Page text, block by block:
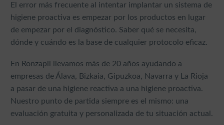
El error más frecuente al intentar implantar un sistema de
higiene proactiva es empezar por los productos en lugar
de empezar por el diagnóstico. Saber qué se necesita,
dónde y cuándo es la base de cualquier protocolo eficaz.
En Ronzapil llevamos más de 20 años ayudando a
empresas de Álava, Bizkaia, Gipuzkoa, Navarra y La Rioja
a pasar de una higiene reactiva a una higiene proactiva.
Nuestro punto de partida siempre es el mismo: una
evaluación gratuita y personalizada de tu situación actual.